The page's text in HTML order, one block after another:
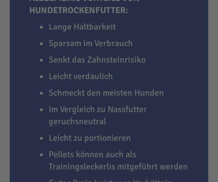
HUNDETROCKENFUTTER:
Lange Haltbarkeit
Sparsam im Verbrauch
Senkt das Zahnsteinrisiko
Leicht verdaulich
Schmeckt den meisten Hunden
Im Vergleich zu Nassfutter
geruchsneutral
Leicht zu portionieren
Pellets können auch als
Trainingsleckerlis mitgeführt werden